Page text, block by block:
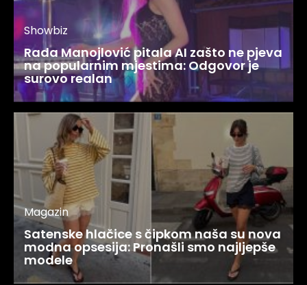
Showbiz
Rada Manojlović pitala AI zašto ne pjeva
na popularnim mjestima: Odgovor je
surovo realan
Magazin
Satenske hlačice s čipkom naša su nova
modna opsesija: Pronašli smo najljepše
modele